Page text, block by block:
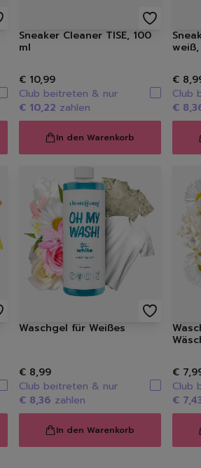
Sneaker Cleaner TISE, 100
ml
€ 10,99
Club beitreten & nur
€ 10,22 zahlen
In den Warenkorb
€
Club
€
Waschgel für Weißes
€ 8,99
Club beitreten & nur
€ 8,36 zahlen
In den Warenkorb
€
Club
€